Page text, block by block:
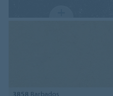
3858 Barbados